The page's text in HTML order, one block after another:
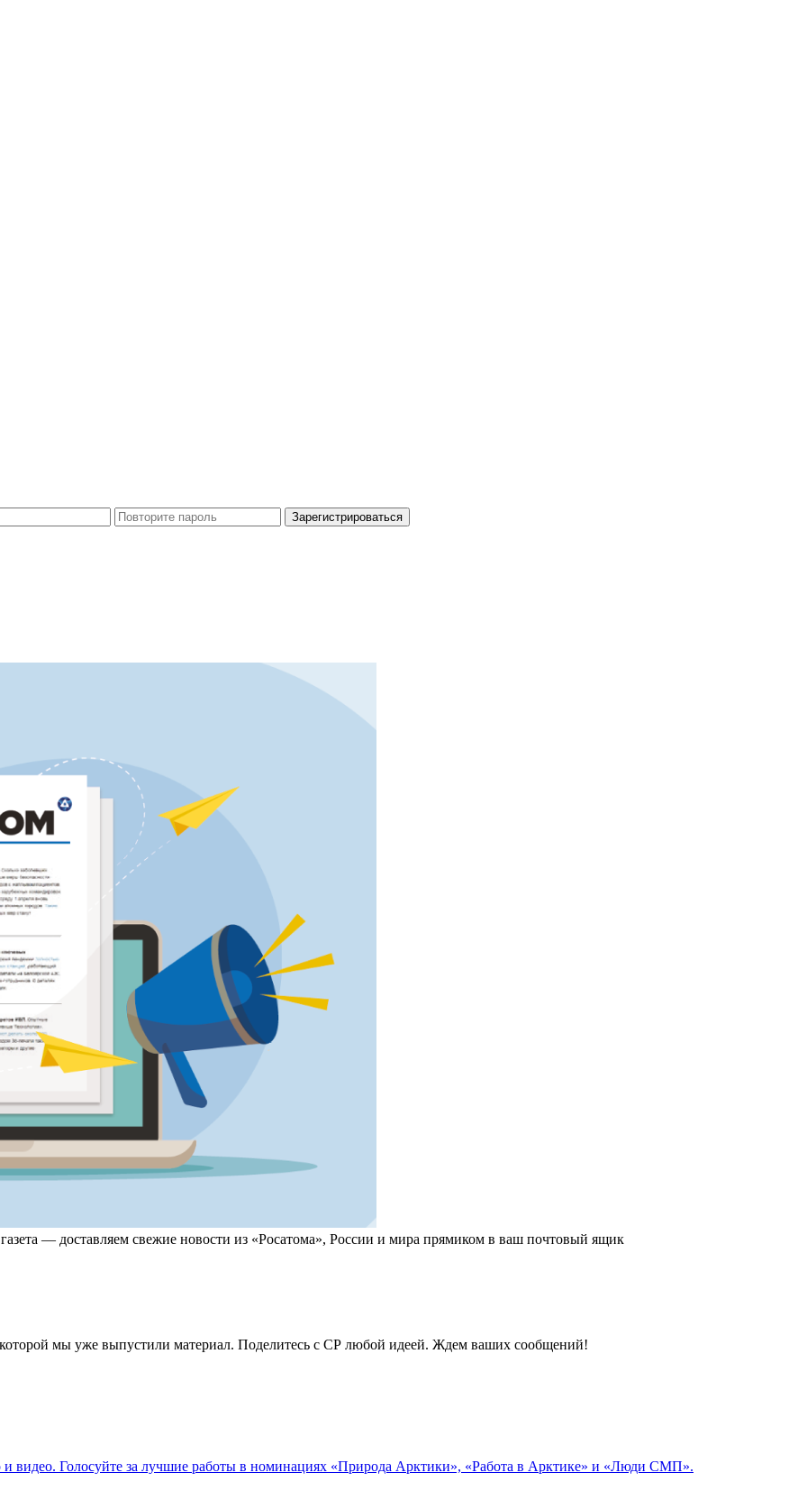
— доставляем свежие новости из «Росатома», России и мира прямиком в ваш почтовый ящик
которой мы уже выпустили материал. Поделитесь с СР любой идеей. Ждем ваших сообщений!
и видео. Голосуйте за лучшие работы в номинациях «Природа Арктики», «Работа в Арктике» и «Люди СМП».